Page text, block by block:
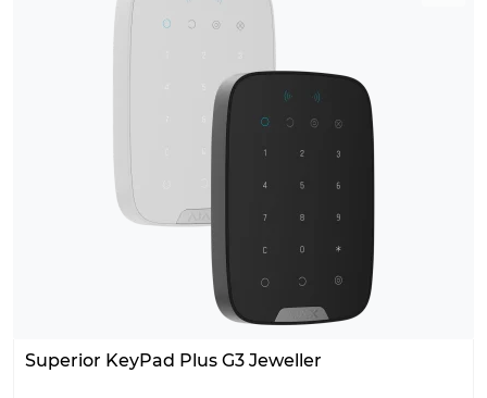
Superior KeyPad Plus G3 Jeweller